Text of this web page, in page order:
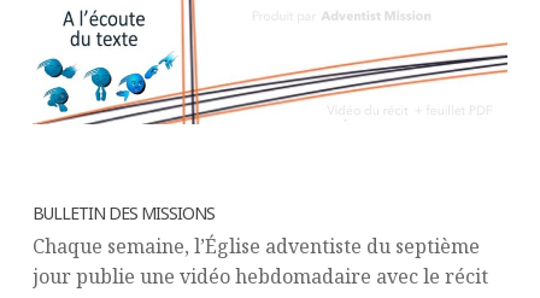
BULLETIN DES MISSIONS
Chaque semaine, l’Église adventiste du septième
jour publie une vidéo hebdomadaire avec le récit